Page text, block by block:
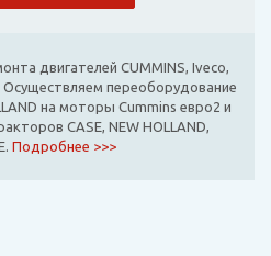
двигателей CUMMINS, Iveco,
переоборудование
на моторы Cummins евро2 и
CASE, NEW HOLLAND,
Подробнее >>>